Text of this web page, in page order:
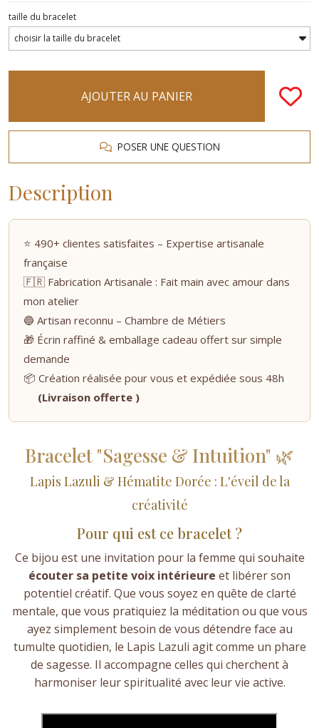
taille du bracelet
AJOUTER AU PANIER
POSER UNE QUESTION
Description
⭐ 490+ clientes satisfaites – Expertise artisanale
française
🇫🇷 Fabrication Artisanale : Fait main avec amour dans
mon atelier
🔵 Artisan reconnu – Chambre de Métiers
🎁 Écrin raffiné & emballage cadeau offert sur simple
demande
📦 Création réalisée pour vous et expédiée sous 48h
(Livraison offerte )
Bracelet "Sagesse & Intuition" 🌿
Lapis Lazuli & Hématite Dorée : L'éveil de la
créativité
Pour qui est ce bracelet ?
Ce bijou est une invitation pour la femme qui souhaite
écouter sa petite voix intérieure et libérer son
potentiel créatif. Que vous soyez en quête de clarté
mentale, que vous pratiquiez la méditation ou que vous
ayez simplement besoin de vous détendre face au
tumulte quotidien, le Lapis Lazuli agit comme un phare
de sagesse. Il accompagne celles qui cherchent à
harmoniser leur spiritualité avec leur vie active.